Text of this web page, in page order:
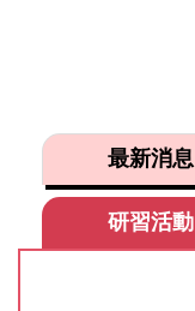
最新消息
研習活動